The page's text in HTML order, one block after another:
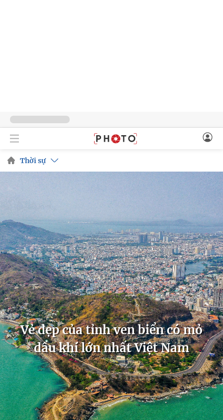
Thời sự
Vẻ đẹp của tỉnh ven biển có mỏ
dầu khí lớn nhất Việt Nam